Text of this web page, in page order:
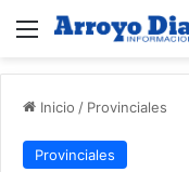
Menú
Inicio / Provinciales
Provinciales